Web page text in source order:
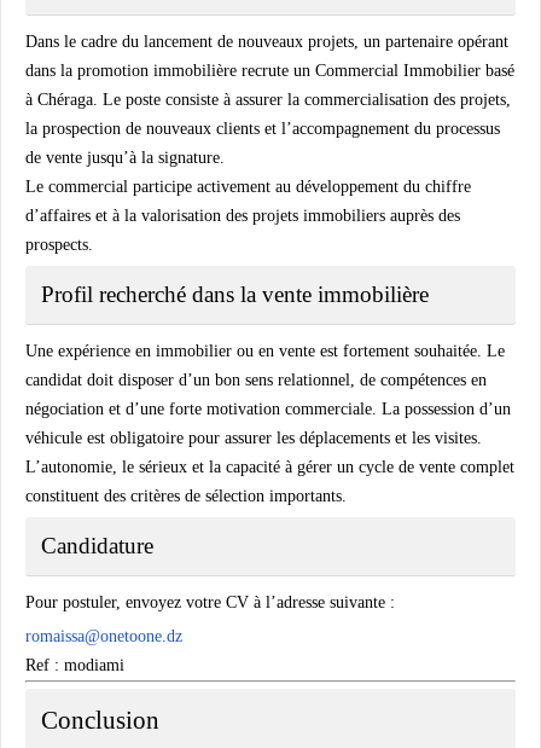
Dans le cadre du lancement de nouveaux projets, un partenaire opérant
dans la promotion immobilière recrute un Commercial Immobilier basé
à Chéraga. Le poste consiste à assurer la commercialisation des projets,
la prospection de nouveaux clients et l’accompagnement du processus
de vente jusqu’à la signature.
Le commercial participe activement au développement du chiffre
d’affaires et à la valorisation des projets immobiliers auprès des
prospects.
Profil recherché dans la vente immobilière
Une expérience en immobilier ou en vente est fortement souhaitée. Le
candidat doit disposer d’un bon sens relationnel, de compétences en
négociation et d’une forte motivation commerciale. La possession d’un
véhicule est obligatoire pour assurer les déplacements et les visites.
L’autonomie, le sérieux et la capacité à gérer un cycle de vente complet
constituent des critères de sélection importants.
Candidature
Pour postuler, envoyez votre CV à l’adresse suivante :
romaissa@onetoone.dz
Ref : modiami
Conclusion